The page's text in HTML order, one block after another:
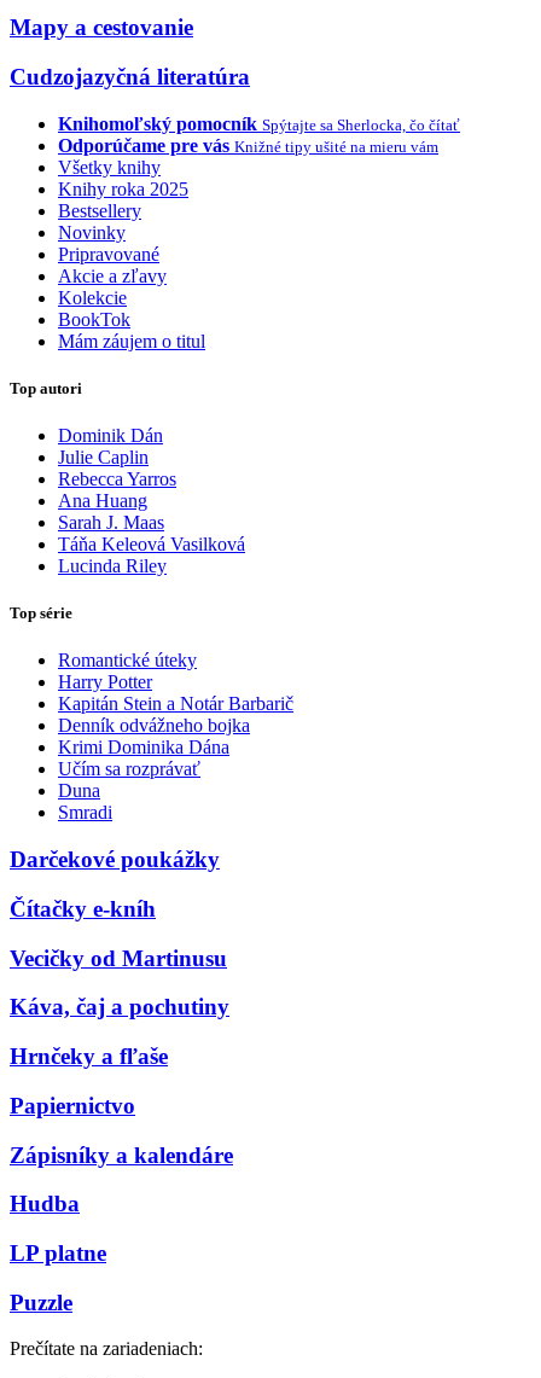
Mapy a cestovanie
Cudzojazyčná literatúra
Knihomoľský pomocník Spýtajte sa Sherlocka, čo čítať
Odporúčame pre vás Knižné tipy ušité na mieru vám
Všetky knihy
Knihy roka 2025
Bestsellery
Novinky
Pripravované
Akcie a zľavy
Kolekcie
BookTok
Mám záujem o titul
Top autori
Dominik Dán
Julie Caplin
Rebecca Yarros
Ana Huang
Sarah J. Maas
Táňa Keleová Vasilková
Lucinda Riley
Top série
Romantické úteky
Harry Potter
Kapitán Stein a Notár Barbarič
Denník odvážneho bojka
Krimi Dominika Dána
Učím sa rozprávať
Duna
Smradi
Darčekové poukážky
Čítačky e-kníh
Vecičky od Martinusu
Káva, čaj a pochutiny
Hrnčeky a fľaše
Papiernictvo
Zápisníky a kalendáre
Hudba
LP platne
Puzzle
Prečítate na zariadeniach: